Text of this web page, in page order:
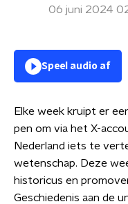
06 juni 2024
Speel audio af
Elke week kruipt er
pen om via het X-
Nederland iets te
wetenschap. Deze
historicus en
Geschiedenis aan de